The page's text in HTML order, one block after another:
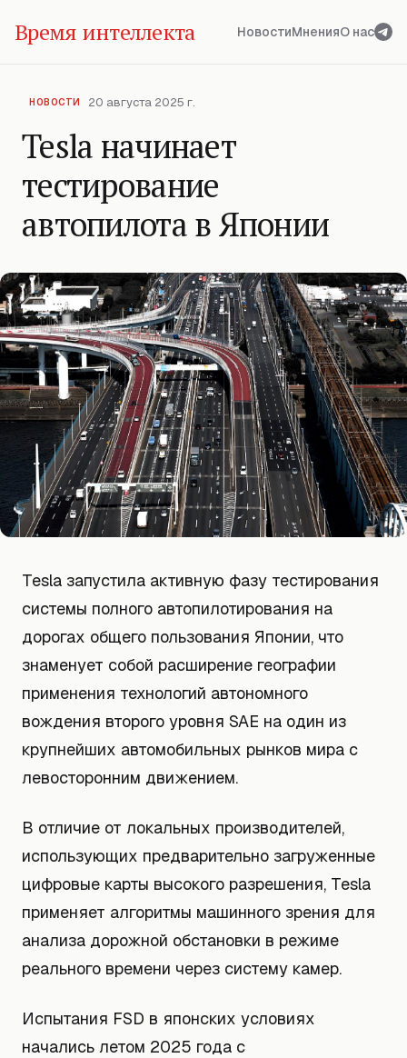
Время интеллекта НовостиМненияО нас
НОВОСТИ 20 августа 2025 г.
Tesla начинает
тестирование
автопилота в Японии
Tesla запустила активную фазу тестирования
системы полного автопилотирования на
дорогах общего пользования Японии, что
знаменует собой расширение географии
применения технологий автономного
вождения второго уровня SAE на один из
крупнейших автомобильных рынков мира с
левосторонним движением.
В отличие от локальных производителей,
использующих предварительно загруженные
цифровые карты высокого разрешения, Tesla
применяет алгоритмы машинного зрения для
анализа дорожной обстановки в режиме
реального времени через систему камер.
Испытания FSD в японских условиях
начались летом 2025 года с